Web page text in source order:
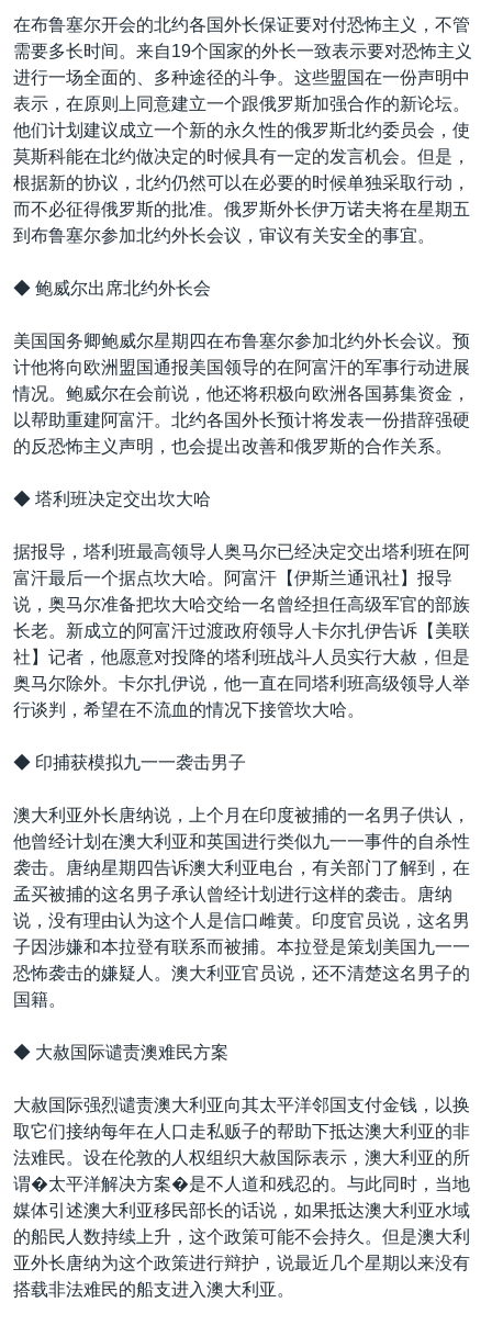
在布鲁塞尔开会的北约各国外长保证要对付恐怖主义，不管
需要多长时间。来自19个国家的外长一致表示要对恐怖主义
进行一场全面的、多种途径的斗争。这些盟国在一份声明中
表示，在原则上同意建立一个跟俄罗斯加强合作的新论坛。
他们计划建议成立一个新的永久性的俄罗斯北约委员会，使
莫斯科能在北约做决定的时候具有一定的发言机会。但是，
根据新的协议，北约仍然可以在必要的时候单独采取行动，
而不必征得俄罗斯的批准。俄罗斯外长伊万诺夫将在星期五
到布鲁塞尔参加北约外长会议，审议有关安全的事宜。
◆ 鲍威尔出席北约外长会
美国国务卿鲍威尔星期四在布鲁塞尔参加北约外长会议。预
计他将向欧洲盟国通报美国领导的在阿富汗的军事行动进展
情况。鲍威尔在会前说，他还将积极向欧洲各国募集资金，
以帮助重建阿富汗。北约各国外长预计将发表一份措辞强硬
的反恐怖主义声明，也会提出改善和俄罗斯的合作关系。
◆ 塔利班决定交出坎大哈
据报导，塔利班最高领导人奥马尔已经决定交出塔利班在阿
富汗最后一个据点坎大哈。阿富汗【伊斯兰通讯社】报导
说，奥马尔准备把坎大哈交给一名曾经担任高级军官的部族
长老。新成立的阿富汗过渡政府领导人卡尔扎伊告诉【美联
社】记者，他愿意对投降的塔利班战斗人员实行大赦，但是
奥马尔除外。卡尔扎伊说，他一直在同塔利班高级领导人举
行谈判，希望在不流血的情况下接管坎大哈。
◆ 印捕获模拟九一一袭击男子
澳大利亚外长唐纳说，上个月在印度被捕的一名男子供认，
他曾经计划在澳大利亚和英国进行类似九一一事件的自杀性
袭击。唐纳星期四告诉澳大利亚电台，有关部门了解到，在
孟买被捕的这名男子承认曾经计划进行这样的袭击。唐纳
说，没有理由认为这个人是信口雌黄。印度官员说，这名男
子因涉嫌和本拉登有联系而被捕。本拉登是策划美国九一一
恐怖袭击的嫌疑人。澳大利亚官员说，还不清楚这名男子的
国籍。
◆ 大赦国际谴责澳难民方案
大赦国际强烈谴责澳大利亚向其太平洋邻国支付金钱，以换
取它们接纳每年在人口走私贩子的帮助下抵达澳大利亚的非
法难民。设在伦敦的人权组织大赦国际表示，澳大利亚的所
谓�太平洋解决方案�是不人道和残忍的。与此同时，当地
媒体引述澳大利亚移民部长的话说，如果抵达澳大利亚水域
的船民人数持续上升，这个政策可能不会持久。但是澳大利
亚外长唐纳为这个政策进行辩护，说最近几个星期以来没有
搭载非法难民的船支进入澳大利亚。